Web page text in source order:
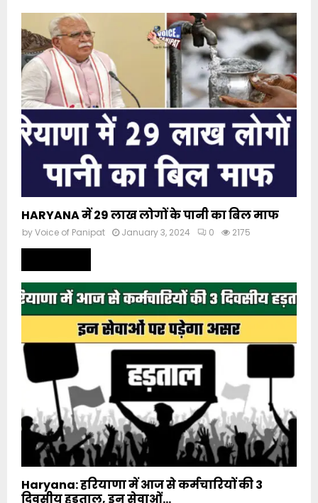
HARYANA में 29 लाख लोगों के पानी का बिल माफ
byVoice of Panipat January 3, 2024 0 2175
Haryana: हरियाणा में आज से कर्मचारियों की 3
दिवसीय हड़ताल, इन सेवाओं...